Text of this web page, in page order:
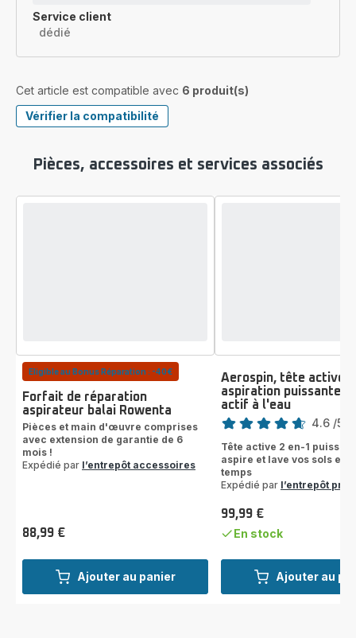
Service client
dédié
Cet article est compatible avec 6 produit(s)
Vérifier la compatibilité
Pièces, accessoires et services associés
Ajouter au panier
Eligible au Bonus Réparation : -40€
Forfait de réparation
aspirateur balai Rowenta
Pièces et main d'œuvre comprises
avec extension de garantie de 6
mois !
Expédié par l’entrepôt accessoires
Prix
88,99 €
Ajouter au
Aerospin, tête active
aspiration puissante
actif à l'eau
Note
4.6 /5
Tête active 2 en-1
aspire et lave vos sols en
temps
Expédié par l’entrepôt
Prix
99,99 €
En stock